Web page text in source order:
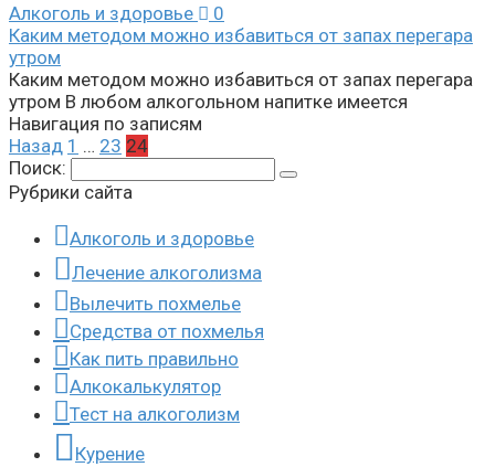
Алкоголь и здоровье
0
Каким методом можно избавиться от запах перегара
утром
Каким методом можно избавиться от запах перегара
утром В любом алкогольном напитке имеется
Навигация по записям
Назад 1 … 23 24
Поиск:
Рубрики сайта
Алкоголь и здоровье
Лечение алкоголизма
Вылечить похмелье
Средства от похмелья
Как пить правильно
Алкокалькулятор
Тест на алкоголизм
Курение